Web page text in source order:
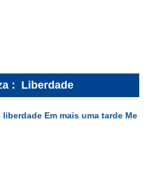
: Liberdade
liberdade Em mais uma tarde Me